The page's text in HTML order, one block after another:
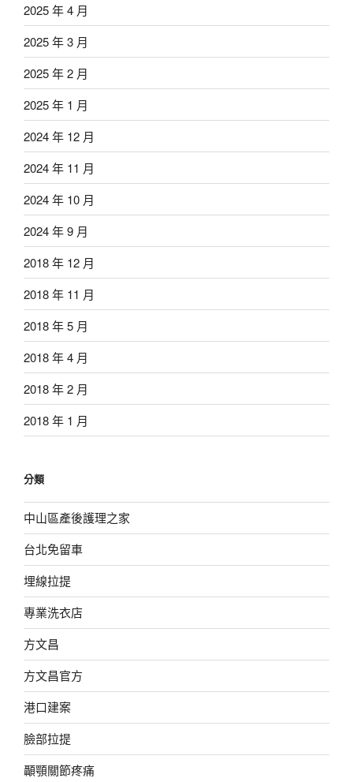
2025 年 4 月
2025 年 3 月
2025 年 2 月
2025 年 1 月
2024 年 12 月
2024 年 11 月
2024 年 10 月
2024 年 9 月
2018 年 12 月
2018 年 11 月
2018 年 5 月
2018 年 4 月
2018 年 2 月
2018 年 1 月
分類
中山區產後護理之家
台北免留車
埋線拉提
專業洗衣店
方文昌
方文昌官方
港口建案
臉部拉提
顳顎關節疼痛